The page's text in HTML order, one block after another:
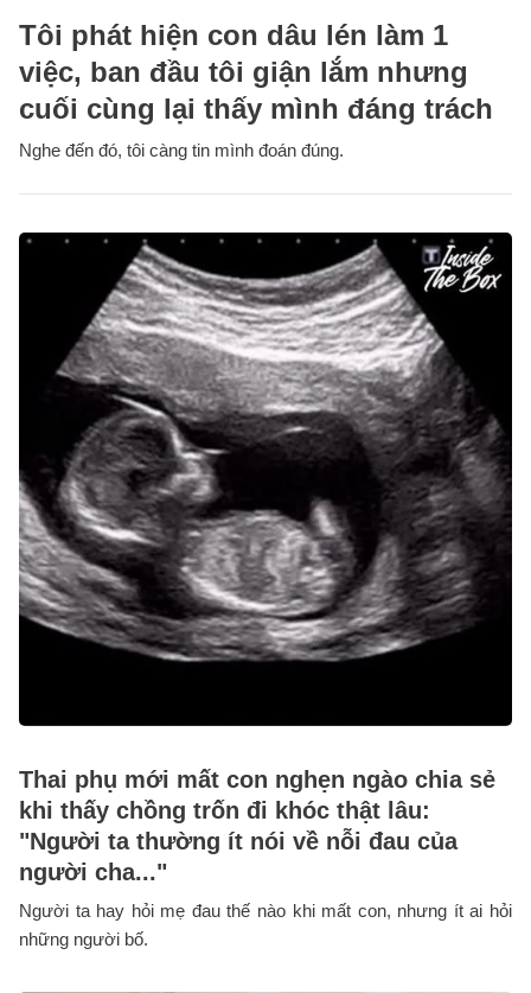
Tôi phát hiện con dâu lén làm 1
việc, ban đầu tôi giận lắm nhưng
cuối cùng lại thấy mình đáng trách
Nghe đến đó, tôi càng tin mình đoán đúng.
Thai phụ mới mất con nghẹn ngào chia sẻ
khi thấy chồng trốn đi khóc thật lâu:
"Người ta thường ít nói về nỗi đau của
người cha..."
Người ta hay hỏi mẹ đau thế nào khi mất con, nhưng ít ai hỏi
những người bố.